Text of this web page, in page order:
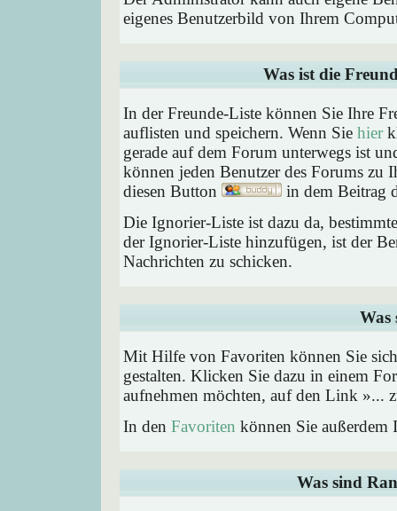
eigenes Benutzerbild von Ihrem
Was ist die
In der Freunde-Liste können Sie Ihre
auflisten und speichern. Wenn Sie hier
gerade auf dem Forum unterwegs ist
können jeden Benutzer des Forums zu
diesen Button
in dem Beitrag
Die Ignorier-Liste ist dazu da,
der Ignorier-Liste hinzufügen, ist der
Nachrichten zu schicken.
Was
Mit Hilfe von Favoriten können Sie
gestalten. Klicken Sie dazu in einem
aufnehmen möchten, auf den Link »...
In den Favoriten können Sie
Was sind